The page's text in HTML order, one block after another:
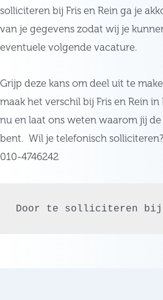
solliciteren bij Fris en Rein ga je
van je gegevens zodat wij je
eventuele volgende vacature.
Grijp deze kans om deel uit te
maak het verschil bij Fris en Rein
nu en laat ons weten waarom jij
bent. Wil je telefonisch
010-4746242
Door te solliciteren bij